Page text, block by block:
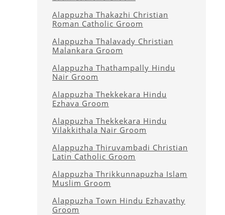
Alappuzha Thakazhi Christian
Roman Catholic Groom
Alappuzha Thalavady Christian
Malankara Groom
Alappuzha Thathampally Hindu
Nair Groom
Alappuzha Thekkekara Hindu
Ezhava Groom
Alappuzha Thekkekara Hindu
Vilakkithala Nair Groom
Alappuzha Thiruvambadi Christian
Latin Catholic Groom
Alappuzha Thrikkunnapuzha Islam
Muslim Groom
Alappuzha Town Hindu Ezhavathy
Groom